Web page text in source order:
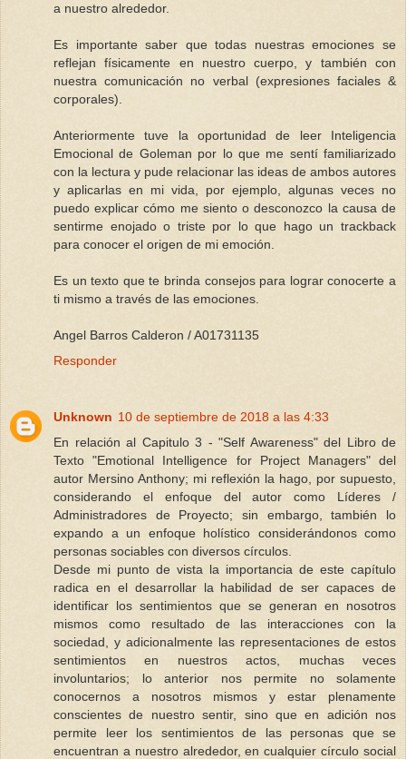
a nuestro alrededor.
Es importante saber que todas nuestras emociones se
reflejan físicamente en nuestro cuerpo, y también con
nuestra comunicación no verbal (expresiones faciales &
corporales).
Anteriormente tuve la oportunidad de leer Inteligencia
Emocional de Goleman por lo que me sentí familiarizado
con la lectura y pude relacionar las ideas de ambos autores
y aplicarlas en mi vida, por ejemplo, algunas veces no
puedo explicar cómo me siento o desconozco la causa de
sentirme enojado o triste por lo que hago un trackback
para conocer el origen de mi emoción.
Es un texto que te brinda consejos para lograr conocerte a
ti mismo a través de las emociones.
Angel Barros Calderon / A01731135
Responder
Unknown 10 de septiembre de 2018 a las 4:33
En relación al Capitulo 3 - "Self Awareness" del Libro de
Texto "Emotional Intelligence for Project Managers" del
autor Mersino Anthony; mi reflexión la hago, por supuesto,
considerando el enfoque del autor como Líderes /
Administradores de Proyecto; sin embargo, también lo
expando a un enfoque holístico considerándonos como
personas sociables con diversos círculos.
Desde mi punto de vista la importancia de este capítulo
radica en el desarrollar la habilidad de ser capaces de
identificar los sentimientos que se generan en nosotros
mismos como resultado de las interacciones con la
sociedad, y adicionalmente las representaciones de estos
sentimientos en nuestros actos, muchas veces
involuntarios; lo anterior nos permite no solamente
conocernos a nosotros mismos y estar plenamente
conscientes de nuestro sentir, sino que en adición nos
permite leer los sentimientos de las personas que se
encuentran a nuestro alrededor, en cualquier círculo social